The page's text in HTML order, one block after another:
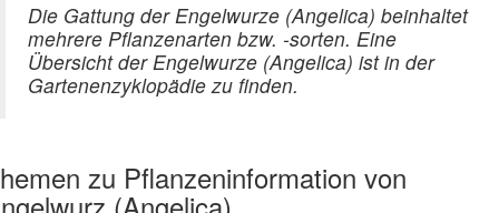
Die Gattung der Engelwurze (Angelica) beinhaltet
mehrere Pflanzenarten bzw. -sorten. Eine
Übersicht der Engelwurze (Angelica) ist in der
Gartenenzyklopädie zu finden.
zu Pflanzeninformation von